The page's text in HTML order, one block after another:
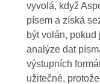
vyvolá, když
písem a získá
být volán,
analýze dat
výstupních
užitečné,